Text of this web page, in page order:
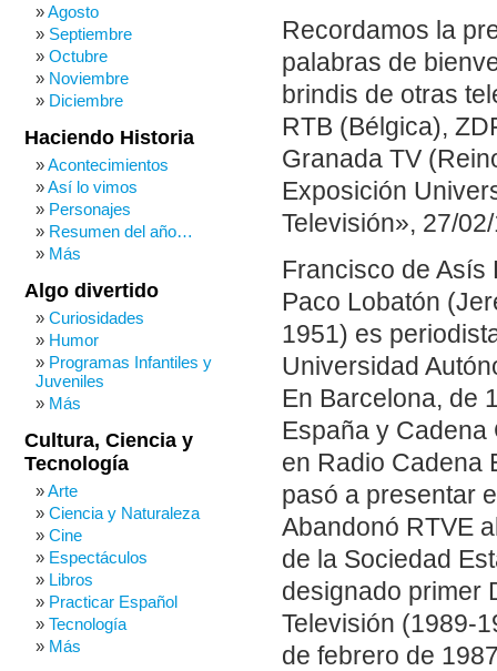
Recordamos la
palabras de
brindis de otras
RTB (Bélgica),
Granada TV
Exposición
Televisión», 27/
Francisco de Asís
Paco Lobatón
1951) es
Universidad
En Barcelona, de
España y
en Radio Cadena
pasó a presentar
Abandonó RTVE
de la Sociedad
designado primer
Televisión (1989-
de febrero de
Agosto
Septiembre
Octubre
Noviembre
Diciembre
Haciendo Historia
Acontecimientos
Así lo vimos
Personajes
Resumen del año…
Más
Algo divertido
Curiosidades
Humor
Programas Infantiles y
Juveniles
Más
Cultura, Ciencia y
Tecnología
Arte
Ciencia y Naturaleza
Cine
Espectáculos
Libros
Practicar Español
Tecnología
Más